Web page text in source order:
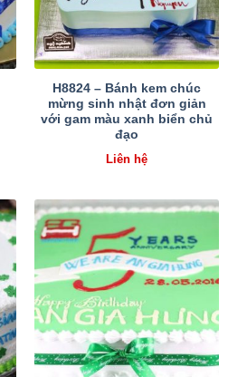
H8824 – Bánh kem chúc
mừng sinh nhật đơn giản
với gam màu xanh biển chủ
đạo
Liên hệ